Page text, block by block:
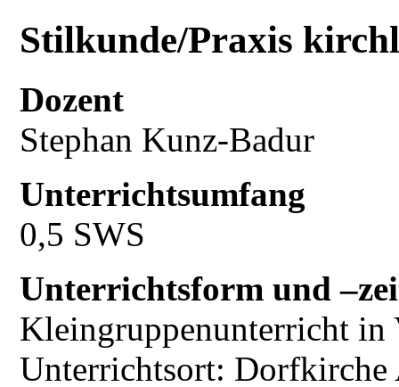
Stilkunde/Praxis
Dozent
Stephan Kunz-Badur
Unterrichtsumfang
0,5 SWS
Unterrichtsform und
Kleingruppenunterricht in
Unterrichtsort: